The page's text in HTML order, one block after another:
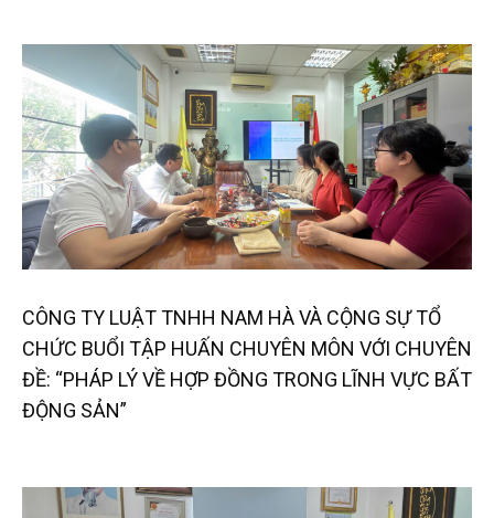
CÔNG TY LUẬT TNHH NAM HÀ VÀ CỘNG SỰ TỔ
CHỨC BUỔI TẬP HUẤN CHUYÊN MÔN VỚI CHUYÊN
ĐỀ: “PHÁP LÝ VỀ HỢP ĐỒNG TRONG LĨNH VỰC BẤT
ĐỘNG SẢN”